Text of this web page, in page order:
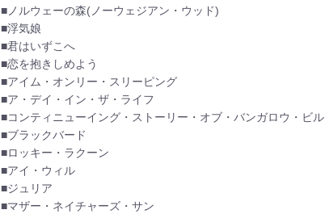
■ノルウェーの森(ノーウェジアン・ウッド)
■浮気娘
■君はいずこへ
■恋を抱きしめよう
■アイム・オンリー・スリーピング
■ア・デイ・イン・ザ・ライフ
■コンティニューイング・ストーリー・オブ・バンガロウ・ビル
■ブラックバード
■ロッキー・ラクーン
■アイ・ウィル
■ジュリア
■マザー・ネイチャーズ・サン